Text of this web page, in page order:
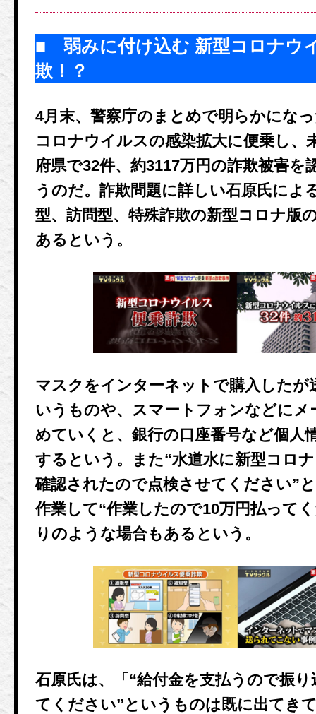
■ 弱みに付け込む 新型コロナウ
欺！？
4月末、警察庁のまとめで明らかにな
コロナウイルスの感染拡大に便乗し、
府県で32件、約3117万円の詐欺被害を
うのだ。詐欺問題に詳しい石原氏によ
型、訪問型、特殊詐欺の新型コロナ版
あるという。
マスクをインターネットで購入したが
いうものや、スマートフォンなどにメ
めていくと、銀行の口座番号など個人
するという。また“水道水に新型コロ
確認されたので点検させてください”
作業して“作業したので10万円払って
りのような場合もあるという。
石原氏は、「“給付金を支払うので振
てください”というものは既に出てき